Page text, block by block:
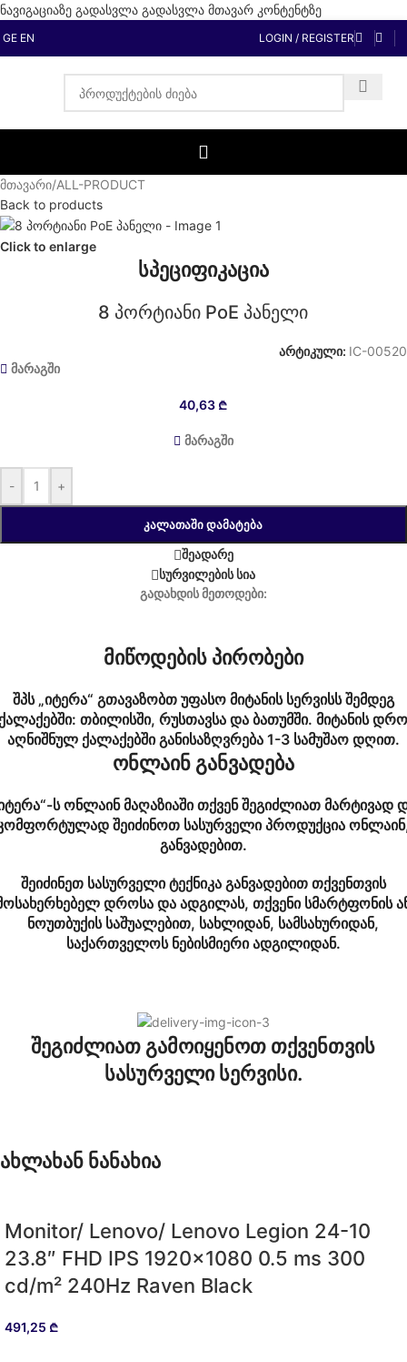
ნავიგაციაზე გადასვლა გადასვლა მთავარ კონტენტზე
GE EN LOGIN / REGISTER
მთავარი/ALL-PRODUCT
Back to products
Click to enlarge
სპეციფიკაცია
8 პორტიანი PoE პანელი
არტიკული: IC-00520
მარაგში
40,63 ₾
მარაგში
- +
ᲙᲐᲚᲐᲗᲐᲨᲘ ᲓᲐᲛᲐᲢᲔᲑᲐ
შეადარე
სურვილების სია
გადახდის მეთოდები:
მიწოდების პირობები
შპს „იტერა“ გთავაზობთ უფასო მიტანის სერვისს შემდეგ
თბილისში, რუსთავსა და ბათუმში. მიტანის
აღნიშნულ ქალაქებში განისაზღვრება 1-3 სამუშაო დღით.
ონლაინ განვადება
ს ონლაინ მაღაზიაში თქვენ შეგიძლიათ მარტივად
შეიძინოთ სასურველი პროდუქცია
განვადებით.
შეიძინეთ სასურველი ტექნიკა განვადებით თქვენთვის
დროსა და ადგილას, თქვენი სმარტფონის
ნოუთბუქის საშუალებით, სახლიდან, სამსახურიდან,
საქართველოს ნებისმიერი ადგილიდან.
შეგიძლიათ გამოიყენოთ თქვენთვის
სასურველი სერვისი.
ახლახან ნანახია
Monitor/ Lenovo/ Lenovo Legion 24-10
23.8″ FHD IPS 1920×1080 0.5 ms 300
cd/m² 240Hz Raven Black
491,25 ₾